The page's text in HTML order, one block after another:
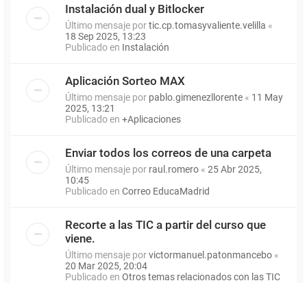
Instalación dual y Bitlocker
Último mensaje portic.cp.tomasyvaliente.velilla «
18 Sep 2025, 13:23
Publicado en Instalación
Aplicación Sorteo MAX
Último mensaje por pablo.gimenezllorente « 11 May
2025, 13:21
Publicado en +Aplicaciones
Enviar todos los correos de una carpeta
Último mensaje por raul.romero « 25 Abr 2025,
10:45
Publicado en Correo EducaMadrid
Recorte a las TIC a partir del curso que
viene.
Último mensaje porvictormanuel.patonmancebo «
20 Mar 2025, 20:04
Publicado en Otros temas relacionados con las TIC